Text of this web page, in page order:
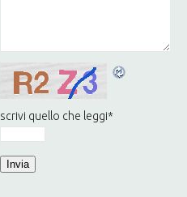
scrivi quello che leggi*